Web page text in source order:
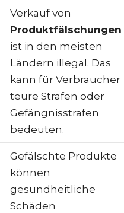
Verkauf von
Produktfälschungen
ist in den meisten
Ländern illegal. Das
kann für Verbraucher
teure Strafen oder
Gefängnisstrafen
bedeuten.
Gefälschte Produkte
können
gesundheitliche
Schäden